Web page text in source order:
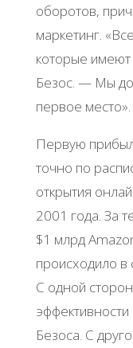
оборотов,
маркетинг.
которые
Безос. — Мы
первое место».
Первую
точно по
открытия
2001 года. За
$1 млрд
происходило в
С одной
Безоса. С